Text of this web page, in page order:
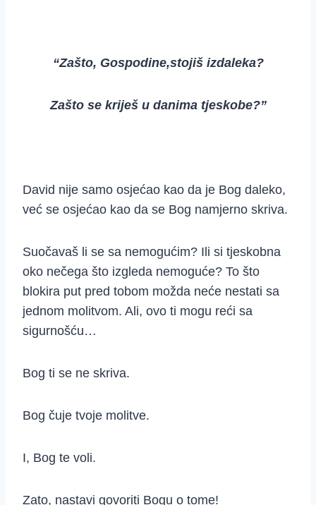
“Zašto, Gospodine,stojiš izdaleka?
Zašto se kriješ u danima tjeskobe?”
David nije samo osjećao kao da je Bog daleko,
već se osjećao kao da se Bog namjerno skriva.
Suočavaš li se sa nemogućim? Ili si tjeskobna
oko nečega što izgleda nemoguće? To što
blokira put pred tobom možda neće nestati sa
jednom molitvom. Ali, ovo ti mogu reći sa
sigurnošću…
Bog ti se ne skriva.
Bog čuje tvoje molitve.
I, Bog te voli.
Zato, nastavi govoriti Bogu o tome!